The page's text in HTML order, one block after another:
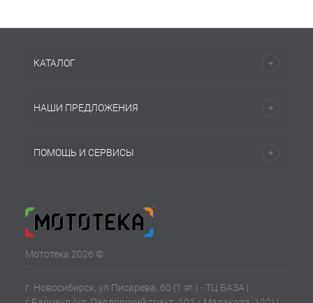
КАТАЛОГ
НАШИ ПРЕДЛОЖЕНИЯ
ПОМОЩЬ И СЕРВИСЫ
Мототека 2026 ©
г. Новосибирск, ул Писарева, 60 (1 эт.) - ТЦ БАЗА |